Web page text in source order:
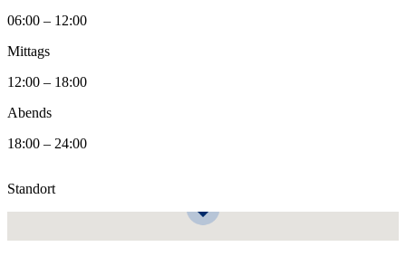
06:00 – 12:00
Mittags
12:00 – 18:00
Abends
18:00 – 24:00
Standort